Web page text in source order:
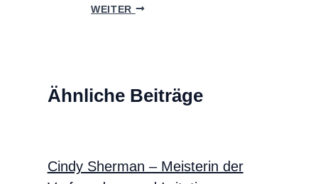
WEITER
Ähnliche Beiträge
Cindy Sherman – Meisterin der